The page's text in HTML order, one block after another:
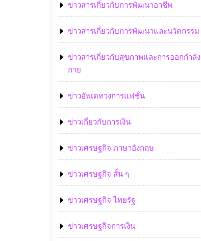
ข่าวสารเกี่ยวกับการพัฒนาอาชีพ
ข่าวสารเกี่ยวกับการพัฒนาและนวัตกรรม
ข่าวสารเกี่ยวกับสุขภาพและการออกกำลัง
กาย
ข่าวอัพเดทวงการแฟชั่น
ข่าวเกี่ยวกับการเงิน
ข่าวเศรษฐกิจ ภาษาอังกฤษ
ข่าวเศรษฐกิจ สั้น ๆ
ข่าวเศรษฐกิจ ไทยรัฐ
ข่าวเศรษฐกิจการเงิน